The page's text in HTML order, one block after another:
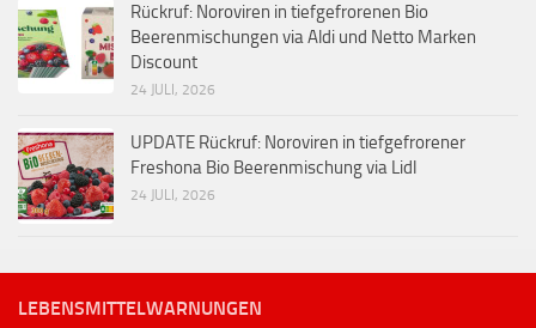
Rückruf: Noroviren in tiefgefrorenen Bio
Beerenmischungen via Aldi und Netto Marken
Discount
24 JULI, 2026
UPDATE Rückruf: Noroviren in tiefgefrorener
Freshona Bio Beerenmischung via Lidl
24 JULI, 2026
LEBENSMITTELWARNUNGEN